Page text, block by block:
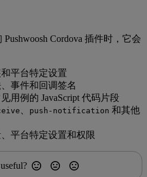
Cordova 插件时，它会
平台特定设置
事件和回调签名
用例的 JavaScript 代码片段
push-notification 和其他
平台特定设置和权限